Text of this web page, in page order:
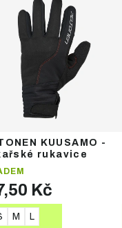
KUUSAMO -
rukavice
Kč
M L